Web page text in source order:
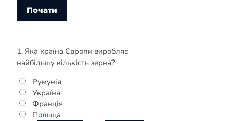
1. Яка країна Європи виробляє
найбільшу кількість зерна?
Румунія
Україна
Франція
Польща